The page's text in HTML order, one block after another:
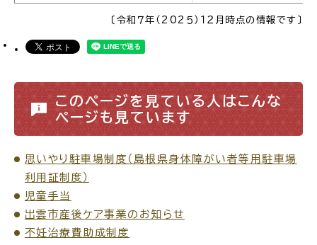
妊娠・出産 子育て
引っ越し
〔令和７年（202５）１２月時点の情報です〕
このページを見ている人はこんな
ページも見ています
思いやり駐車場制度（島根県身体障がい者等用駐車場
利用証制度）
児童手当
出雲市産後ケア事業のお知らせ
不妊治療費助成制度